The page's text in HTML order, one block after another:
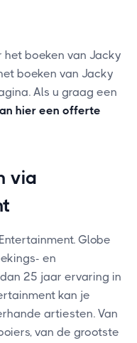
boeken van Jacky
boeken van Jacky
Als u graag een
hier een offerte
via
Globe
en
25 jaar ervaring in
kan je
artiesten. Van
van de grootste